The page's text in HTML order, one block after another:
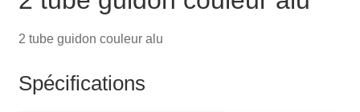
2 tube guidon couleur alu
Spécifications